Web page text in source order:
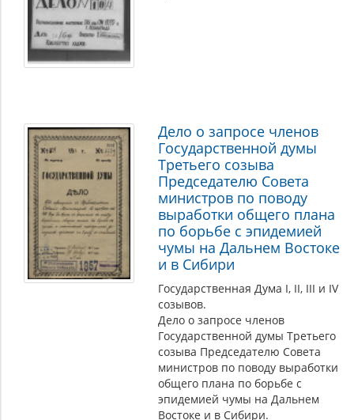
Дело о запросе членов
Государственной думы
Третьего созыва
Председателю Совета
министров по поводу
выработки общего плана
по борьбе с эпидемией
чумы на Дальнем Востоке
и в Сибири
Государственная Дума I, II, III и IV
созывов.
Дело о запросе членов
Государственной думы Третьего
созыва Председателю Совета
министров по поводу выработки
общего плана по борьбе с
эпидемией чумы на Дальнем
Востоке и в Сибири.